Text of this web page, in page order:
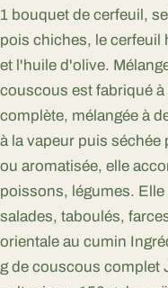
1 bouquet de cerfeuil,
pois chiches, le cerfeuil
et l'huile d'olive.
couscous est fabriqué
complète, mélangée à
à la vapeur puis
ou aromatisée, elle
poissons, légumes.
salades, taboulés,
orientale au cumin
g de couscous complet